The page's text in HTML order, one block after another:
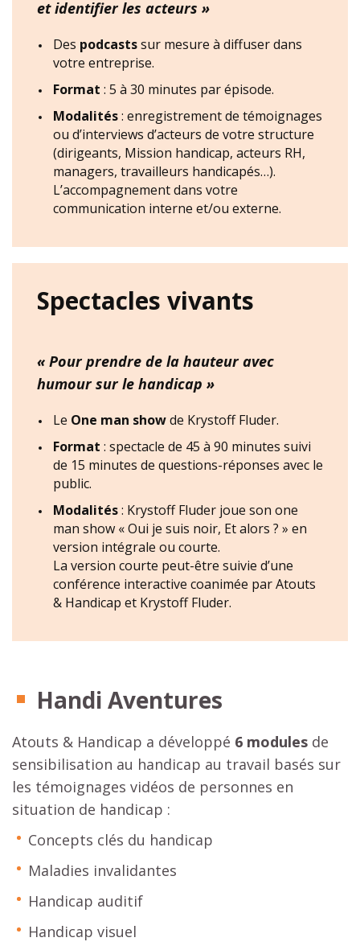
et identifier les acteurs »
Des podcastssur mesure à diffuser dans
votre entreprise.
Format : 5 à 30 minutes par épisode.
Modalités: enregistrement de témoignages
ou d’interviews d’acteurs de votre structure
(dirigeants, Mission handicap, acteurs RH,
managers, travailleurs handicapés…).
L’accompagnement dans votre
communication interne et/ou externe.
Spectacles vivants
« Pour prendre de la hauteur avec
humour sur le handicap »
Le One man showde Krystoff Fluder.
Format : spectacle de 45 à 90 minutes suivi
de 15 minutes de questions-réponses avec le
public.
Modalités: Krystoff Fluder joue son one
man show « Oui je suis noir, Et alors ? » en
version intégrale ou courte.
La version courte peut-être suivie d’une
conférence interactive coanimée par Atouts
& Handicap et Krystoff Fluder.
Handi Aventures
Atouts & Handicap a développé 6 modules de
sensibilisation au handicap au travail basés sur
les témoignages vidéos de personnes en
situation de handicap :
Concepts clés du handicap
Maladies invalidantes
Handicap auditif
Handicap visuel